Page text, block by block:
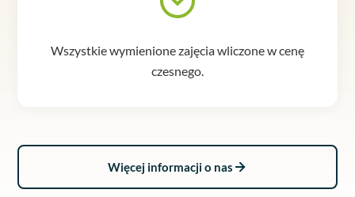
Wszystkie wymienione zajęcia wliczone w cenę
czesnego.
Więcej informacji o nas